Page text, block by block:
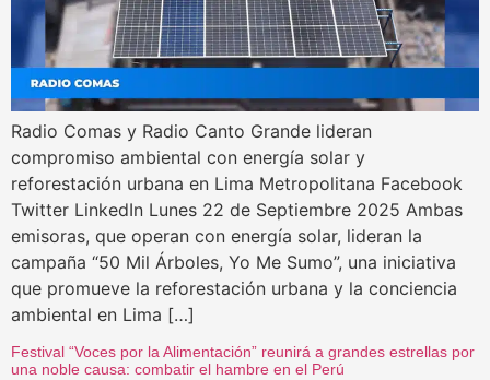
Radio Comas y Radio Canto Grande lideran
compromiso ambiental con energía solar y
reforestación urbana en Lima Metropolitana Facebook
Twitter LinkedIn Lunes 22 de Septiembre 2025 Ambas
emisoras, que operan con energía solar, lideran la
campaña “50 Mil Árboles, Yo Me Sumo”, una iniciativa
que promueve la reforestación urbana y la conciencia
ambiental en Lima […]
Festival “Voces por la Alimentación” reunirá a grandes estrellas por
una noble causa: combatir el hambre en el Perú